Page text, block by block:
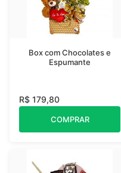
Box com Chocolates e
Espumante
R$ 179,80
COMPRAR